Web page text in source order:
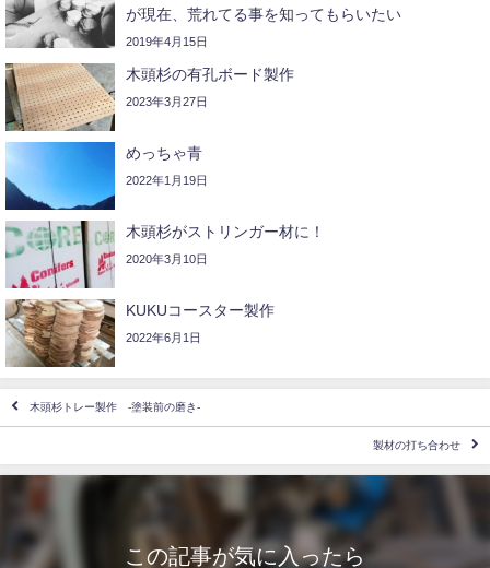
が現在、荒れてる事を知ってもらいたい
2019年4月15日
木頭杉の有孔ボード製作
2023年3月27日
めっちゃ青
2022年1月19日
木頭杉がストリンガー材に！
2020年3月10日
KUKUコースター製作
2022年6月1日
木頭杉トレー製作 -塗装前の磨き-
製材の打ち合わせ
この記事が気に入ったら